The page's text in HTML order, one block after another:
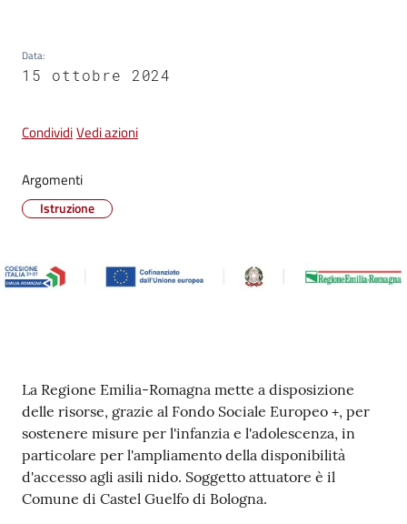
Data:
15 ottobre 2024
CondividiVedi azioni
Argomenti
Istruzione
Contenuto
La Regione Emilia-Romagna mette a disposizione
delle risorse, grazie al Fondo Sociale Europeo +, per
sostenere misure per l'infanzia e l'adolescenza, in
particolare per l'ampliamento della disponibilità
d'accesso agli asili nido. Soggetto attuatore è il
Comune di Castel Guelfo di Bologna.